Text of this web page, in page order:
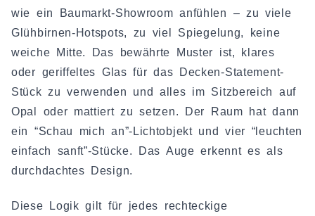
wie ein Baumarkt-Showroom anfühlen – zu viele
Glühbirnen-Hotspots, zu viel Spiegelung, keine
weiche Mitte. Das bewährte Muster ist, klares
oder geriffeltes Glas für das Decken-Statement-
Stück zu verwenden und alles im Sitzbereich auf
Opal oder mattiert zu setzen. Der Raum hat dann
ein “Schau mich an”-Lichtobjekt und vier “leuchten
einfach sanft”-Stücke. Das Auge erkennt es als
durchdachtes Design.
Diese Logik gilt für jedes rechteckige